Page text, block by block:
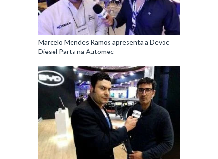
Marcelo Mendes Ramos apresenta a Devoc
Diesel Parts na Automec